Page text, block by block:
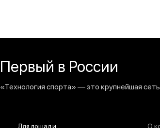
Первый в России
«Технология спорта» — это крупнейшая
Для лошади О